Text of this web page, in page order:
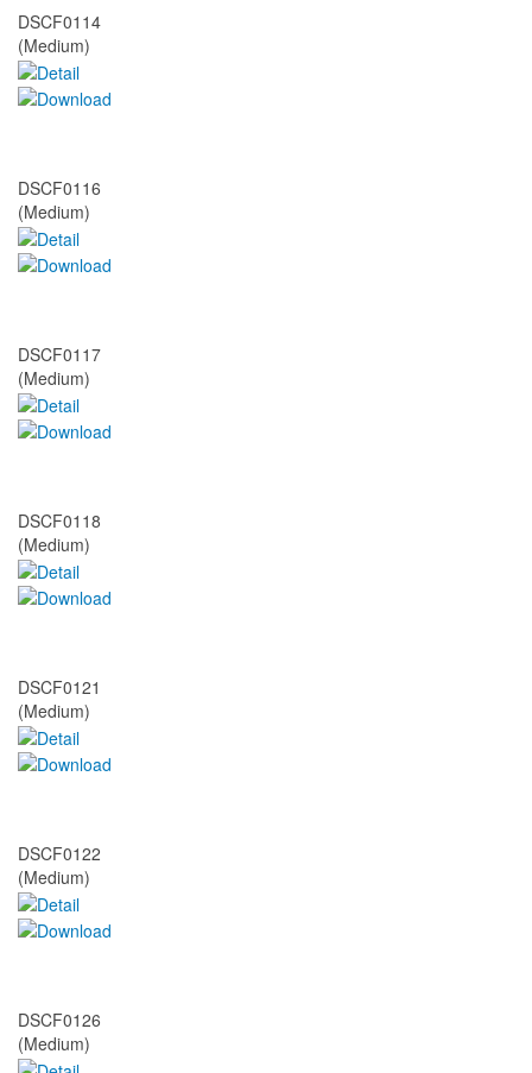
DSCF0114
(Medium)
DSCF0116
(Medium)
DSCF0117
(Medium)
DSCF0118
(Medium)
DSCF0121
(Medium)
DSCF0122
(Medium)
DSCF0126
(Medium)